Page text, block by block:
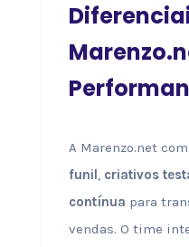
A Marenzo.net
funil , criativos
contínua para
vendas. O time